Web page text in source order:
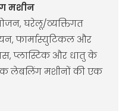
मशीन
घरेलू/व्यक्तिगत
फार्मास्युटिकल और
प्लास्टिक और धातु के
लेबलिंग मशीनों की एक